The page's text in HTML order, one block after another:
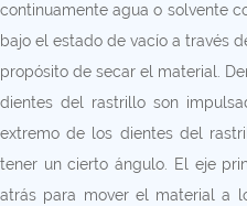
continuamente agua o solvente
bajo el estado de vacío a través
propósito de secar el material.
dientes del rastrillo son
extremo de los dientes del
tener un cierto ángulo. El eje
atrás para mover el material a